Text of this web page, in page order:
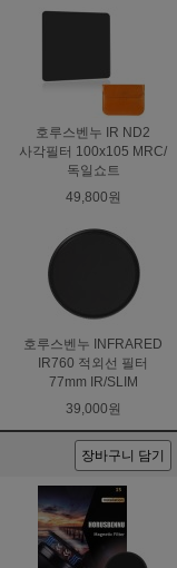
호루스벤누 IR ND2
사각필터 100x105 MRC/
독일쇼트
49,800원
호루스벤누 INFRARED
IR760 적외선 필터
77mm IR/SLIM
39,000원
장바구니 담기